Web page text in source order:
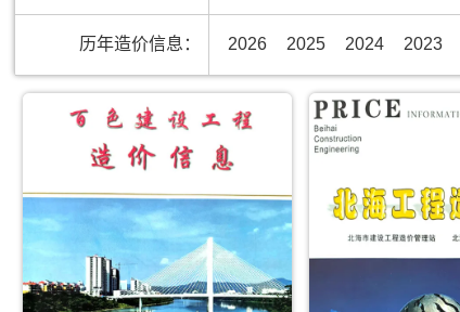
历年造价信息： 2026 2025 2024 2023